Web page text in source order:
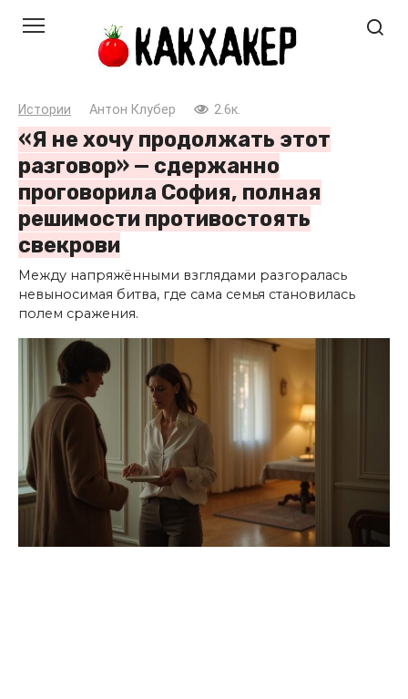
Истории Антон Клубер 2.6к.
«Я не хочу продолжать этот
разговор» — сдержанно
проговорила София, полная
решимости противостоять
свекрови
Между напряжёнными взглядами разгоралась
невыносимая битва, где сама семья становилась
полем сражения.